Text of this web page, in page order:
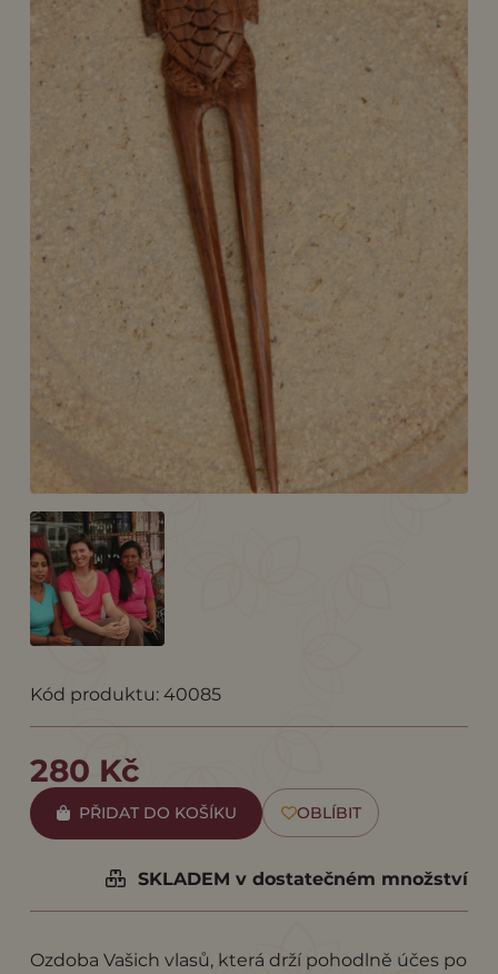
Kód produktu: 40085
280 Kč
PŘIDAT DO KOŠÍKU OBLÍBIT
SKLADEM v dostatečném množství
Ozdoba Vašich vlasů, která drží pohodlně účes po